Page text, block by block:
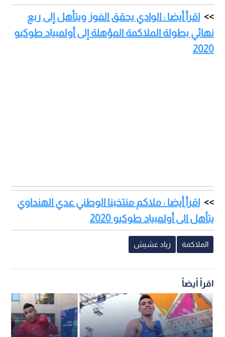
اقرأ أيضا : الوادي يحقق الفوز ويتأهل إلى ربع
نهائي بطولة الملاكمة المؤهلة إلى أولمبياد طوكيو
2020
اقرأ أيضا : ملاكم منتخبنا الوطني عدي الهنداوي
يتأهل الى أولمبياد طوكيو 2020
الملاكمة زياد عشيش
اقرأ أيضاً